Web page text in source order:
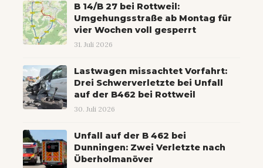
B 14/B 27 bei Rottweil:
Umgehungsstraße ab Montag für
vier Wochen voll gesperrt
31. Juli 2026
Lastwagen missachtet Vorfahrt:
Drei Schwerverletzte bei Unfall
auf der B462 bei Rottweil
30. Juli 2026
Unfall auf der B 462 bei
Dunningen: Zwei Verletzte nach
Überholmanöver